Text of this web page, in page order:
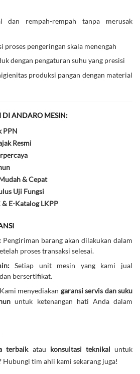
dan rempah-rempah tanpa merusak
proses pengeringan skala menengah
dengan pengaturan suhu yang presisi
produksi pangan dengan material
DI ANDARO MESIN:
PPN
Resmi
& Cepat
Uji Fungsi
E-Katalog LKPP
Pengiriman barang akan dilakukan dalam
proses transaksi selesai.
Setiap unit mesin yang kami jual
dan bersertifikat.
Kami menyediakan garansi servis dan suku
untuk ketenangan hati Anda dalam
terbaikatau konsultasi teknikal untuk
Hubungi tim ahli kami sekarang juga!